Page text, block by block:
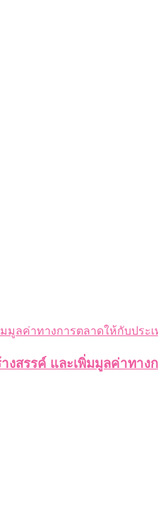
สรรค์ และเพิ่มมูลค่าทาง